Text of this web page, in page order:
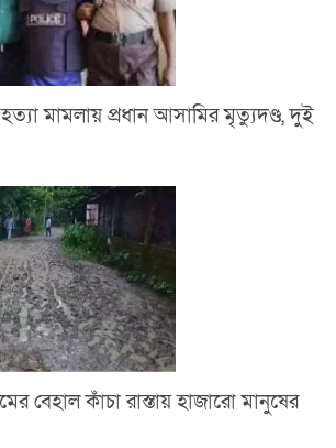
মামলায় প্রধান আসামির মৃত্যুদণ্ড, দুই
বেহাল কাঁচা রাস্তায় হাজারো মানুষের